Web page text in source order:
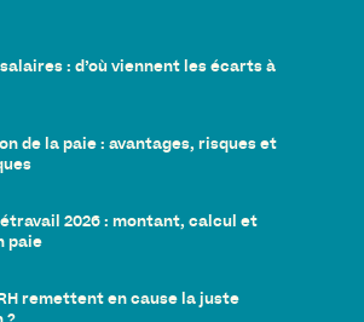
: d’où viennent les écarts à
de la paie : avantages, risques et
2026 : montant, calcul et
paie
remettent en cause la juste